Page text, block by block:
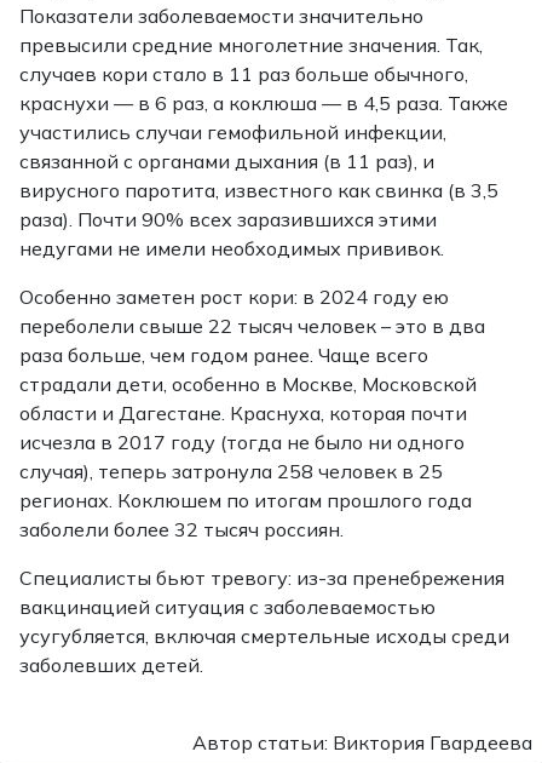
Показатели заболеваемости значительно
превысили средние многолетние значения. Так,
случаев кори стало в 11 раз больше обычного,
краснухи — в 6 раз, а коклюша — в 4,5 раза. Также
участились случаи гемофильной инфекции,
связанной с органами дыхания (в 11 раз), и
вирусного паротита, известного как свинка (в 3,5
раза). Почти 90% всех заразившихся этими
недугами не имели необходимых прививок.
Особенно заметен рост кори: в 2024 году ею
переболели свыше 22 тысяч человек – это в два
раза больше, чем годом ранее. Чаще всего
страдали дети, особенно в Москве, Московской
области и Дагестане. Краснуха, которая почти
исчезла в 2017 году (тогда не было ни одного
случая), теперь затронула 258 человек в 25
регионах. Коклюшем по итогам прошлого года
заболели более 32 тысяч россиян.
Специалисты бьют тревогу: из-за пренебрежения
вакцинацией ситуация с заболеваемостью
усугубляется, включая смертельные исходы среди
заболевших детей.
Автор статьи: Виктория Гвардеева